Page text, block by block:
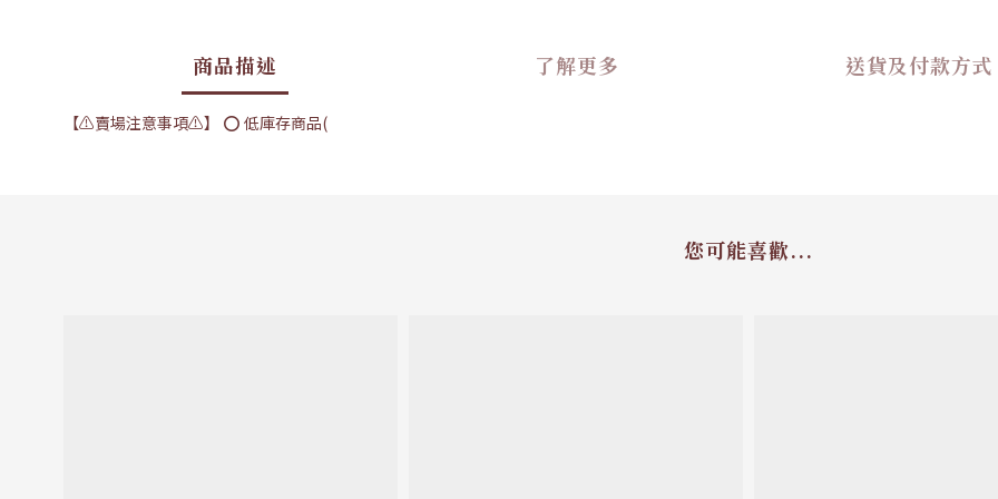
商品描述 了解更多 送貨及付款方式
【⚠賣場注意事項⚠】 ⭕ 低庫存商品(
您可能喜歡...